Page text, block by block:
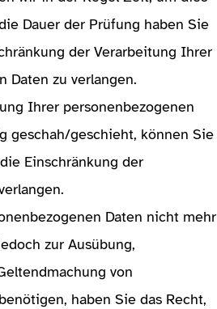
Dauer der Prüfung haben Sie
der Verarbeitung Ihrer
Daten zu verlangen.
Ihrer personenbezogenen
geschah/geschieht, können Sie
Einschränkung der
Daten nicht mehr
zur Ausübung,
von
haben Sie das Recht,